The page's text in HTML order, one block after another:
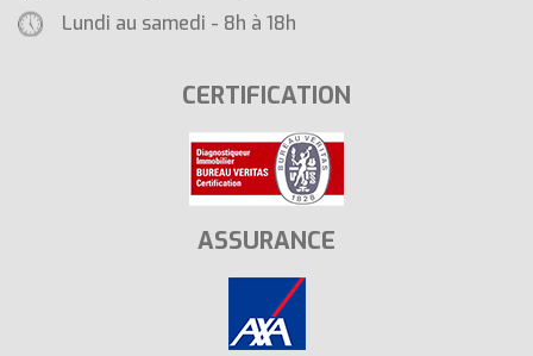
Lundi au samedi - 8h à 18h
CERTIFICATION
ASSURANCE